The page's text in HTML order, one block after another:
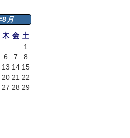
8月
木 金 土
1
6 7
8
13 14 15
20 21 22
27 28 29